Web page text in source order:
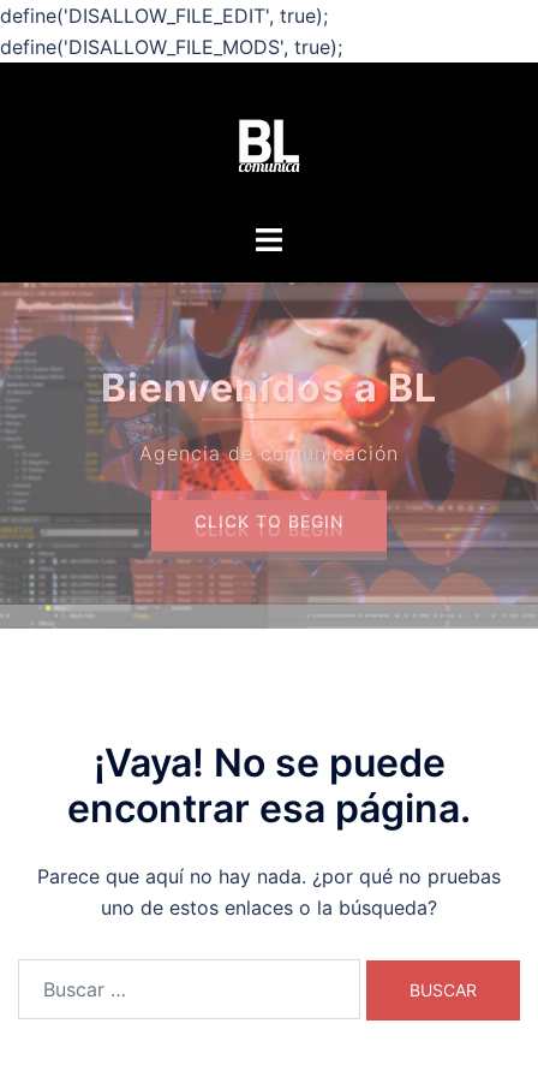
define('DISALLOW_FILE_EDIT', true);
define('DISALLOW_FILE_MODS', true);
Alternar
Bienvenidos a BL
Agencia de comunicación
CLICK TO BEGIN
CLICK TO BEGIN
¡Vaya! No se puede
encontrar esa página.
Parece que aquí no hay nada. ¿por qué no pruebas
uno de estos enlaces o la búsqueda?